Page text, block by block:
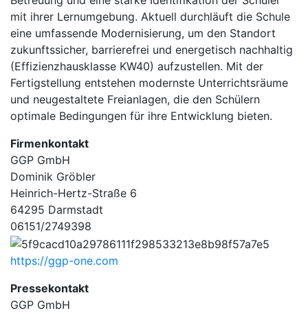
mit ihrer Lernumgebung. Aktuell durchläuft die Schule
eine umfassende Modernisierung, um den Standort
zukunftssicher, barrierefrei und energetisch nachhaltig
(Effizienzhausklasse KW40) aufzustellen. Mit der
Fertigstellung entstehen modernste Unterrichtsräume
und neugestaltete Freianlagen, die den Schülern
optimale Bedingungen für ihre Entwicklung bieten.
Firmenkontakt
GGP GmbH
Dominik Gröbler
Heinrich-Hertz-Straße 6
64295 Darmstadt
06151/2749398
https://ggp-one.com
Pressekontakt
GGP GmbH